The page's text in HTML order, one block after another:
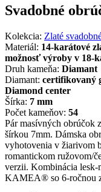
Svadobné
Kolekcia: Zlaté
Materiál: 14-karátové
možnosť výroby v 18-
Druh kameňa: Diamant
Diamant: certifikovaný
Diamond center
Šírka: 7 mm
Počet kameňov: 54
Pár masívných obrúčok
šírkou 7mm. Dámska
vyhotovenia v žiarivom
romantickom ružovom/
verzii. Kombinácia
KAMEA® so 6-ročnou